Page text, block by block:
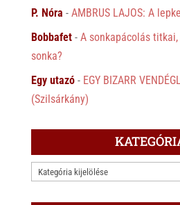
P. Nóra - AMBRUS LAJOS: A
Bobbafet- A sonkapácolás
sonka?
Egy utazó- EGY BIZARR
(Szilsárkány)
KATEGÓRIÁK